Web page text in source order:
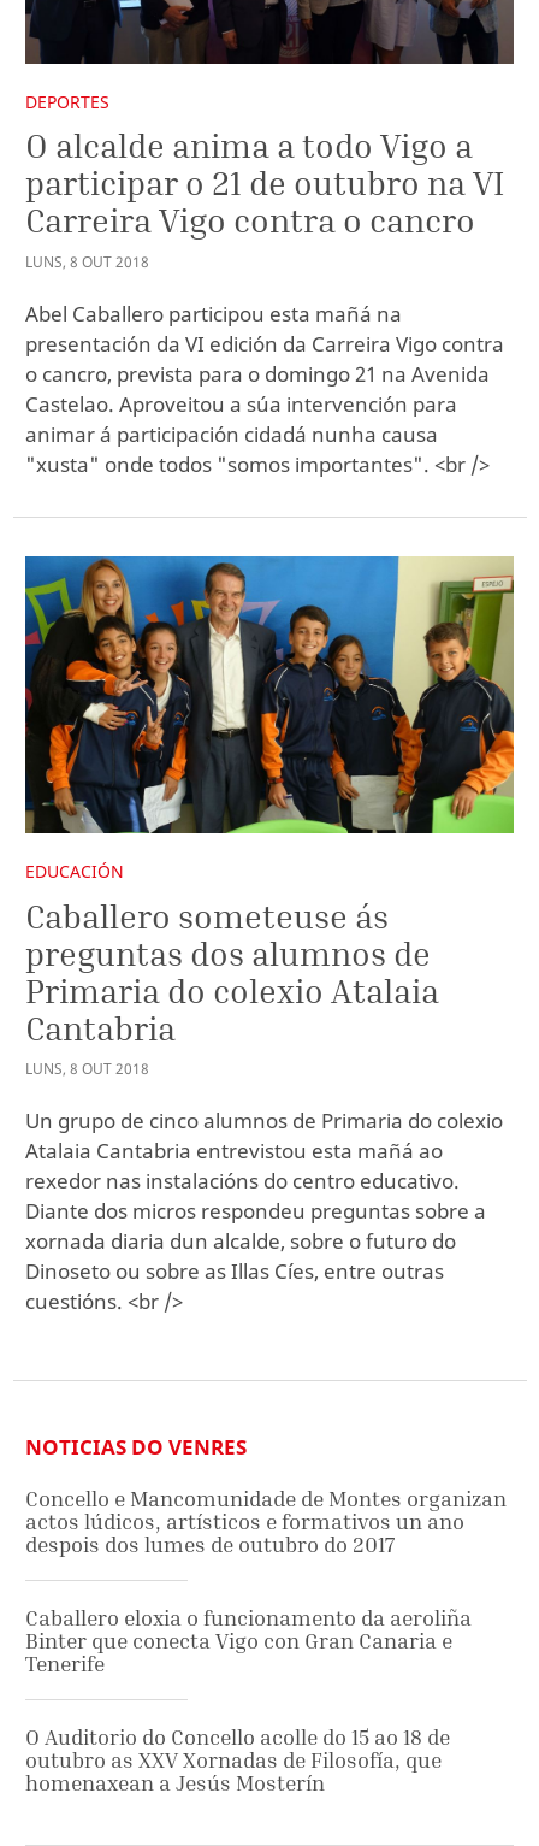
DEPORTES
O alcalde anima a todo Vigo a
participar o 21 de outubro na VI
Carreira Vigo contra o cancro
LUNS, 8 OUT2018
Abel Caballero participou esta mañá na
presentación da VI edición da Carreira Vigo contra
o cancro, prevista para o domingo 21 na Avenida
Castelao. Aproveitou a súa intervención para
animar á participación cidadá nunha causa
"xusta" onde todos "somos importantes". <br />
EDUCACIÓN
Caballero someteuse ás
preguntas dos alumnos de
Primaria do colexio Atalaia
Cantabria
LUNS, 8 OUT2018
Un grupo de cinco alumnos de Primaria do colexio
Atalaia Cantabria entrevistou esta mañá ao
rexedor nas instalacións do centro educativo.
Diante dos micros respondeu preguntas sobre a
xornada diaria dun alcalde, sobre o futuro do
Dinoseto ou sobre as Illas Cíes, entre outras
cuestións. <br />
NOTICIAS DO VENRES
Concello e Mancomunidade de Montes organizan
actos lúdicos, artísticos e formativos un ano
despois dos lumes de outubro do 2017
Caballero eloxia o funcionamento da aeroliña
Binter que conecta Vigo con Gran Canaria e
Tenerife
O Auditorio do Concello acolle do 15 ao 18 de
outubro as XXV Xornadas de Filosofía, que
homenaxean a Jesús Mosterín